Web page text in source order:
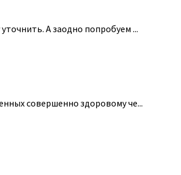
А заодно попробуем ...
совершенно здоровому че...